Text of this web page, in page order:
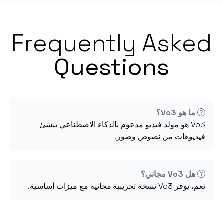
Frequently Asked
Questions
ما هو Vo3؟
Vo3 هو مولد فيديو مدعوم بالذكاء الاصطناعي ينشئ
فيديوهات من نصوص وصور.
هل Vo3 مجاني؟
نعم، يوفر Vo3 نسخة تجريبية مجانية مع ميزات أساسية.